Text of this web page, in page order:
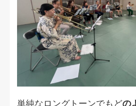
単純なロングトーンでもどの